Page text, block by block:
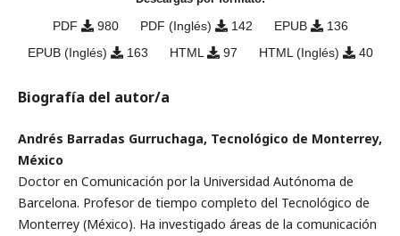
PDF 980 PDF (Inglés) 142 EPUB
136
EPUB (Inglés)
163 HTML 97 HTML (Inglés) 40
Biografía del autor/a
Andrés Barradas Gurruchaga, Tecnológico de Monterrey,
México
Doctor en Comunicación por la Universidad Autónoma de
Barcelona. Profesor de tiempo completo del Tecnológico de
Monterrey (México). Ha investigado áreas de la comunicación